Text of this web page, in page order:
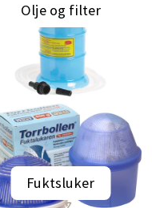
Olje og filter
Fuktsluker